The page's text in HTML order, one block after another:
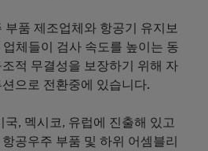
부품 제조업체와 항공기 유지보
업체들이 검사 속도를 높이는 동
적 무결성을 보장하기 위해 자
으로 전환중에 있습니다.
국, 멕시코, 유럽에 진출해 있고
공우주 부품 및 하위 어셈블리